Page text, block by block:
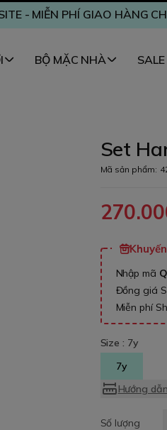
- MIỄN PHÍ GIAO HÀNG
BỘ MẶC NHÀ
Set
Mã sản phẩm:
Nhập mã
Đồng giá
Miễn phí
Size : 7y
7y
Hướng
Số lượng